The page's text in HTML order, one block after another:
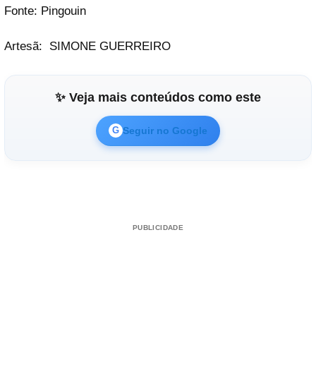
Fonte: Pingouin
Artesã: SIMONE GUERREIRO
✨ Veja mais conteúdos como este
G Seguir no Google
PUBLICIDADE